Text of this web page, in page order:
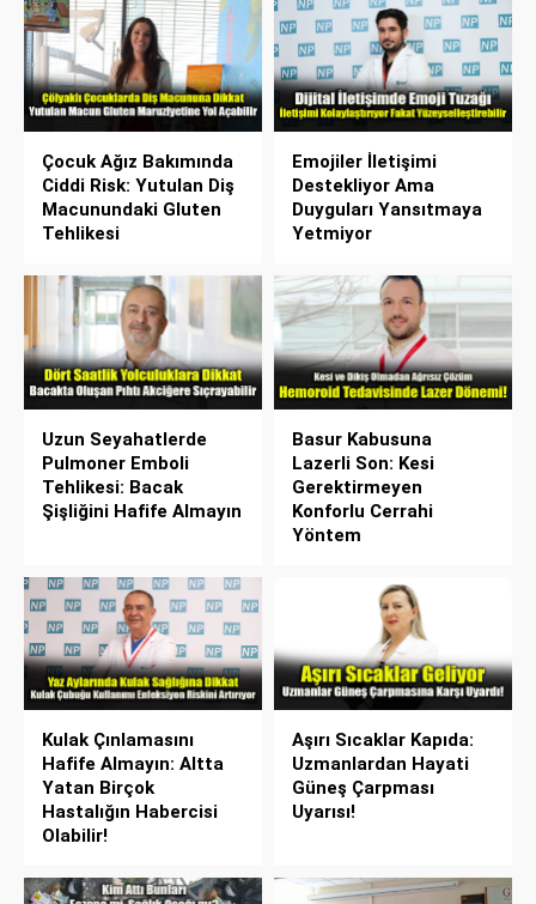
Çocuk Ağız Bakımında
Ciddi Risk: Yutulan Diş
Macunundaki Gluten
Tehlikesi
Emojiler İletişimi
Destekliyor Ama
Duyguları Yansıtmaya
Yetmiyor
Uzun Seyahatlerde
Pulmoner Emboli
Tehlikesi: Bacak
Şişliğini Hafife Almayın
Basur Kabusuna
Lazerli Son: Kesi
Gerektirmeyen
Konforlu Cerrahi
Yöntem
Kulak Çınlamasını
Hafife Almayın: Altta
Yatan Birçok
Hastalığın Habercisi
Olabilir!
Aşırı Sıcaklar Kapıda:
Uzmanlardan Hayati
Güneş Çarpması
Uyarısı!